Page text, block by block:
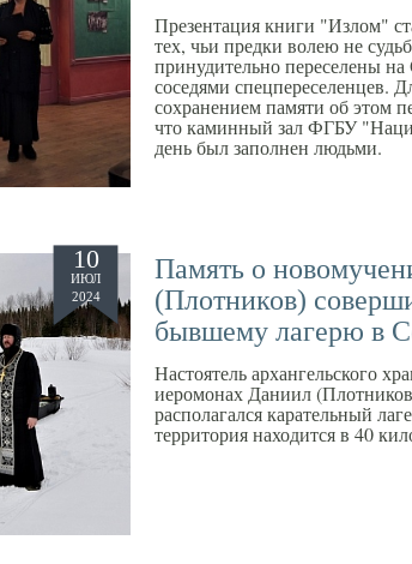
Презентация книги "Излом"
тех, чьи предки волею не
принудительно переселены
соседями спецпереселенцев.
сохранением памяти об этом
что каминный зал ФГБУ
день был заполнен людьми.
10
ИЮЛ
2024
Память о
(Плотников)
бывшему лагерю в
Настоятель архангельского
иеромонах Даниил
располагался карательный
территория находится в 40